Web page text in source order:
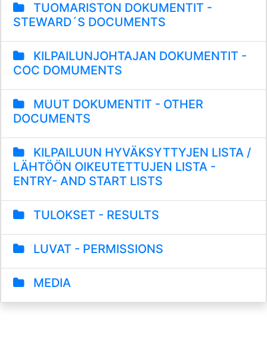
TUOMARISTON DOKUMENTIT -
STEWARD´S DOCUMENTS
KILPAILUNJOHTAJAN DOKUMENTIT -
COC DOMUMENTS
MUUT DOKUMENTIT - OTHER
DOCUMENTS
KILPAILUUN HYVÄKSYTTYJEN LISTA /
LÄHTÖÖN OIKEUTETTUJEN LISTA -
ENTRY- AND START LISTS
TULOKSET - RESULTS
LUVAT - PERMISSIONS
MEDIA